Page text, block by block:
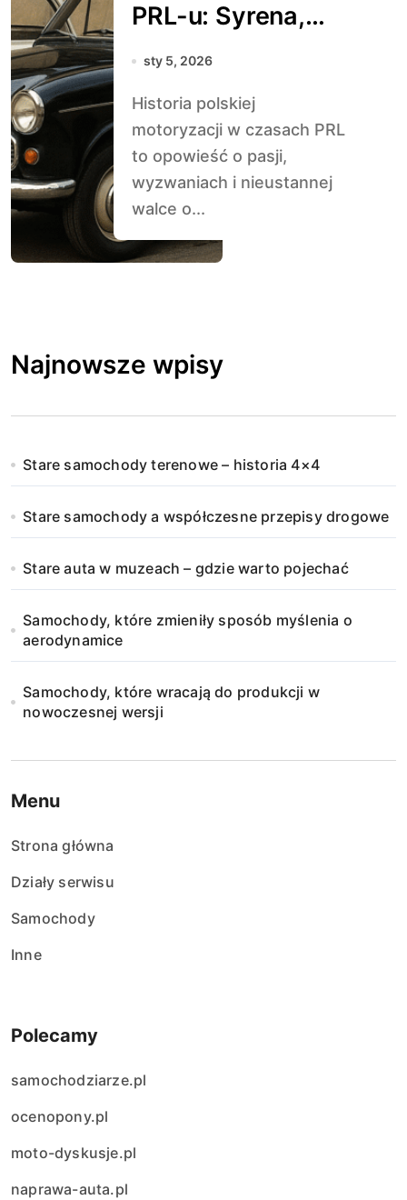
PRL-u: Syrena,
Warszawa i
sty 5, 2026
Historia polskiej
motoryzacji w czasach PRL
to opowieść o pasji,
wyzwaniach i nieustannej
walce o...
Najnowsze wpisy
Stare samochody terenowe – historia 4×4
Stare samochody a współczesne przepisy drogowe
Stare auta w muzeach – gdzie warto pojechać
Samochody, które zmieniły sposób myślenia o
aerodynamice
Samochody, które wracają do produkcji w
nowoczesnej wersji
Menu
Strona główna
Działy serwisu
Samochody
Inne
Polecamy
samochodziarze.pl
ocenopony.pl
moto-dyskusje.pl
naprawa-auta.pl